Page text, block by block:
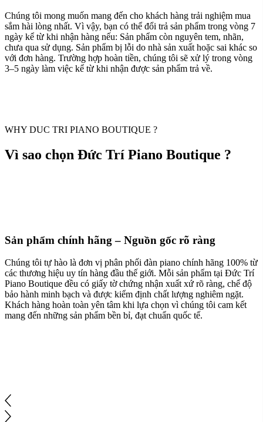
Chúng tôi mong muốn mang đến cho khách hàng trải nghiệm mua
sắm hài lòng nhất. Vì vậy, bạn có thể đổi trả sản phẩm trong vòng 7
ngày kể từ khi nhận hàng nếu: Sản phẩm còn nguyên tem, nhãn,
chưa qua sử dụng. Sản phẩm bị lỗi do nhà sản xuất hoặc sai khác so
với đơn hàng. Trường hợp hoàn tiền, chúng tôi sẽ xử lý trong vòng
3–5 ngày làm việc kể từ khi nhận được sản phẩm trả về.
WHY DUC TRI PIANO BOUTIQUE ?
Vì sao chọn Đức Trí Piano Boutique ?
Sản phẩm chính hãng – Nguồn gốc rõ ràng
Chúng tôi tự hào là đơn vị phân phối đàn piano chính hãng 100% từ
các thương hiệu uy tín hàng đầu thế giới. Mỗi sản phẩm tại Đức Trí
Piano Boutique đều có giấy tờ chứng nhận xuất xứ rõ ràng, chế độ
bảo hành minh bạch và được kiểm định chất lượng nghiêm ngặt.
Khách hàng hoàn toàn yên tâm khi lựa chọn vì chúng tôi cam kết
mang đến những sản phẩm bền bỉ, đạt chuẩn quốc tế.